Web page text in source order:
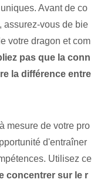
Avant de co
assurez-vous de bie
votre dragon et com
pas que la conn
la différence entre
mesure de votre pro
d'entraîner
Utilisez ce
concentrer sur le r